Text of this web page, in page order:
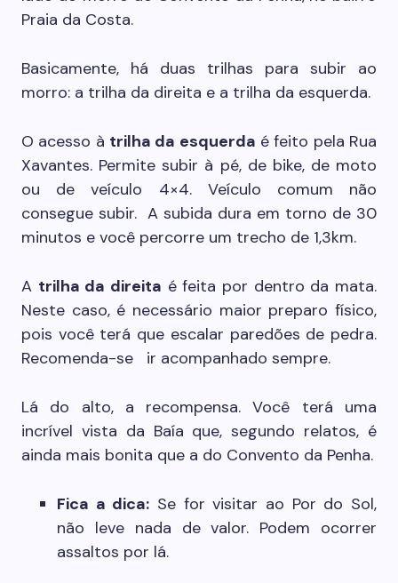
Praia da Costa.
Basicamente, há duas trilhas para subir ao
morro: a trilha da direita e a trilha da esquerda.
O acesso à trilha da esquerda é feito pela Rua
Xavantes. Permite subir à pé, de bike, de moto
ou de veículo 4×4. Veículo comum não
consegue subir. A subida dura em torno de 30
minutos e você percorre um trecho de 1,3km.
A trilha da direita é feita por dentro da mata.
Neste caso, é necessário maior preparo físico,
pois você terá que escalar paredões de pedra.
Recomenda-se ir acompanhado sempre.
Lá do alto, a recompensa. Você terá uma
incrível vista da Baía que, segundo relatos, é
ainda mais bonita que a do Convento da Penha.
Fica a dica: Se for visitar ao Por do Sol,
não leve nada de valor. Podem ocorrer
assaltos por lá.